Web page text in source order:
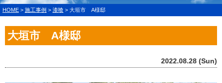
HOME > 施工事例 > 漆喰 > 大垣市 A様邸
大垣市 A様邸
2022.08.28 (Sun)